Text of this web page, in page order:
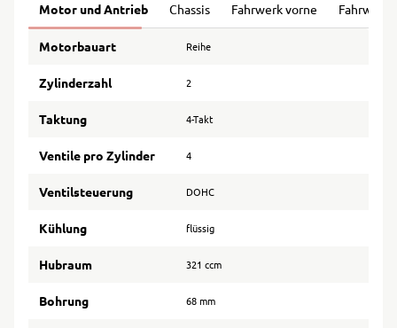
Motor und Antrieb Chassis Fahrwerk vorne Fahrwerk
Motorbauart Reihe
Zylinderzahl 2
Taktung 4-Takt
Ventile pro Zylinder 4
Ventilsteuerung DOHC
Kühlung flüssig
Hubraum 321 ccm
Bohrung 68 mm